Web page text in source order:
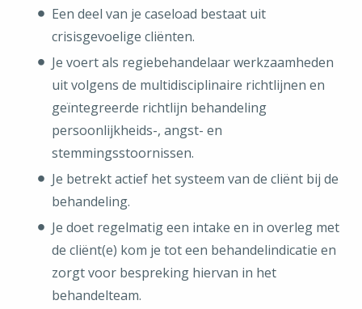
Een deel van je caseload bestaat uit
crisisgevoelige cliënten.
Je voert als regiebehandelaar werkzaamheden
uit volgens de multidisciplinaire richtlijnen en
geïntegreerde richtlijn behandeling
persoonlijkheids-, angst- en
stemmingsstoornissen.
Je betrekt actief het systeem van de cliënt bij de
behandeling.
Je doet regelmatig een intake en in overleg met
de cliënt(e) kom je tot een behandelindicatie en
zorgt voor bespreking hiervan in het
behandelteam.